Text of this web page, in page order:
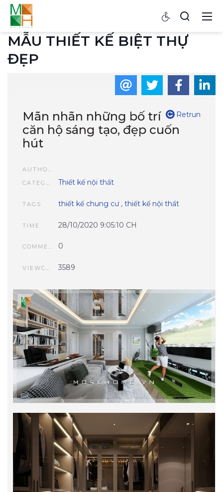
MẪU THIẾT KẾ BIỆT THỰ
ĐẸP
Retrun
Mãn nhãn những bố trí
căn hộ sáng tạo, đẹp cuốn
hút
CATEGORIES
Thiết kế nội thất
TAGS thiết kế chung cư, thiết kế nội thất
TIME 28/10/2020 9:05:10 CH
COMMENTS 0
VIEWCOUNT 3589